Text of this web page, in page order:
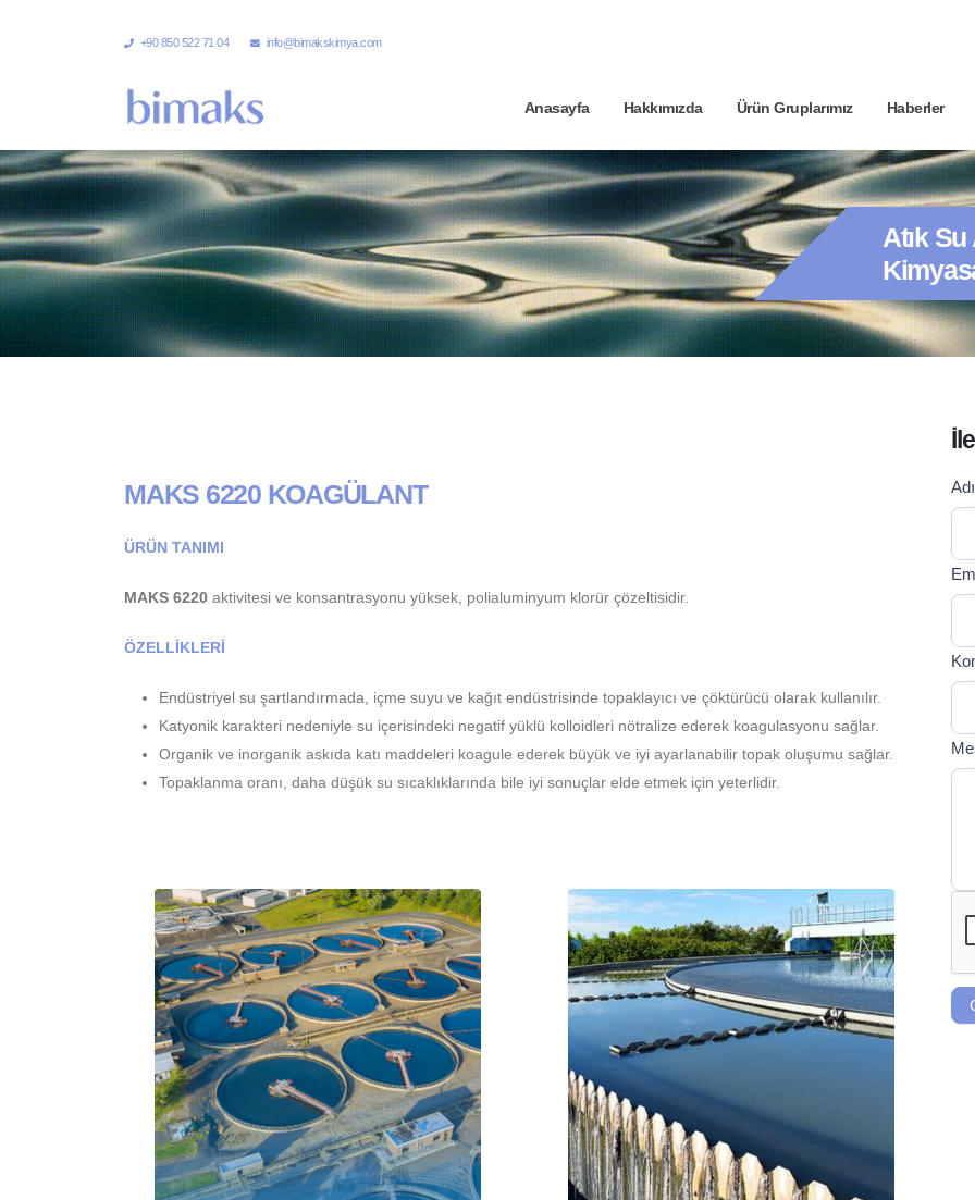
+90 850 522 71 04 info@bimakskimya.com
Anasayfa Hakkımızda Ürün Gruplarımız Haberler
Atık Su
MAKS 6220 KOAGÜLANT
ÜRÜN TANIMI
MAKS 6220 aktivitesi ve konsantrasyonu yüksek, polialuminyum klorür çözeltisidir.
ÖZELLİKLERİ
Endüstriyel su şartlandırmada, içme suyu ve kağıt endüstrisinde topaklayıcı ve çöktürücü olarak kullanılır.
Katyonik karakteri nedeniyle su içerisindeki negatif yüklü kolloidleri nötralize ederek koagulasyonu sağlar.
Organik ve inorganik askıda katı maddeleri koagule ederek büyük ve iyi ayarlanabilir topak oluşumu sağlar.
Topaklanma oranı, daha düşük su sıcaklıklarında bile iyi sonuçlar elde etmek için yeterlidir.
If
are
this